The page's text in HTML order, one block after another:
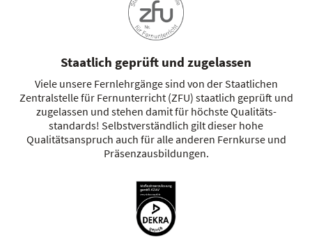
Staatlich geprüft und zugelassen
Viele unsere Fernlehrgänge sind von der Staatlichen
Zentralstelle für Fernunterricht (ZFU) staatlich geprüft und
zugelassen und stehen damit für höchste Qualitäts­
standards! Selbstverständlich gilt dieser hohe
Qualitätsanspruch auch für alle anderen Fernkurse und
Präsenzausbildungen.